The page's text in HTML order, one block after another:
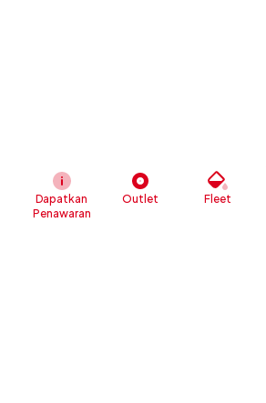
Dapatkan
Penawaran
Outlet Fleet